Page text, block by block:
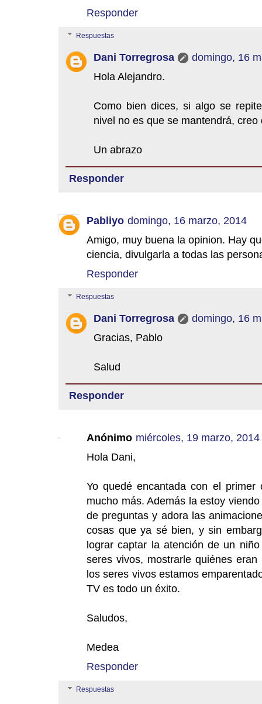
Responder
Respuestas
Dani Torregrosa
domingo, 16
Hola Alejandro.
Como bien dices, si algo se
nivel no es que se mantendrá,
Un abrazo
Responder
Pabliyo domingo, 16 marzo, 2014
Amigo, muy buena la opinion. Hay
ciencia, divulgarla a todas las
Responder
Respuestas
Dani Torregrosa
domingo, 16
Gracias, Pablo
Salud
Responder
Anónimo miércoles, 19 marzo, 2014
Hola Dani,
Yo quedé encantada con el
mucho más. Además la estoy
de preguntas y adora las
cosas que ya sé bien, y sin
lograr captar la atención de un
seres vivos, mostrarle quiénes
los seres vivos estamos
TV es todo un éxito.
Saludos,
Medea
Responder
Respuestas